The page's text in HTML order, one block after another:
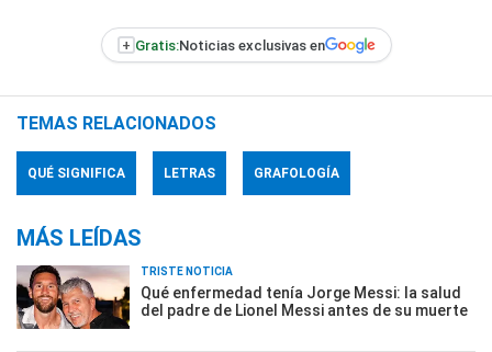
+ Gratis:Noticias exclusivas en
TEMAS RELACIONADOS
QUÉ SIGNIFICA LETRAS GRAFOLOGÍA
MÁS LEÍDAS
TRISTE NOTICIA
Qué enfermedad tenía Jorge Messi: la salud
del padre de Lionel Messi antes de su muerte